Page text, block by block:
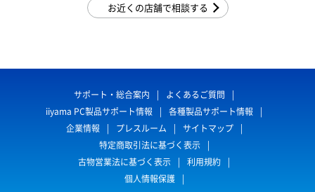
お近くの店舗で相談する
サポート・総合案内
よくあるご質問
iiyama PC製品サポート情報
各種製品サポート情報
企業情報
プレスルーム
サイトマップ
特定商取引法に基づく表示
古物営業法に基づく表示
利用規約
個人情報保護